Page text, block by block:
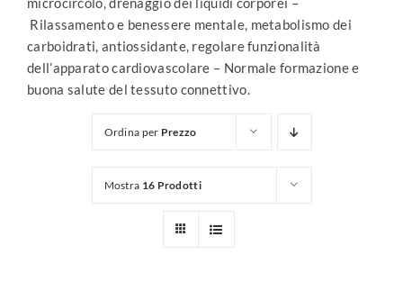
Rilassamento e benessere mentale, metabolismo dei
carboidrati, antiossidante, regolare funzionalità
dell’apparato cardiovascolare – Normale formazione e
buona salute del tessuto connettivo.
Ordina per Prezzo
Mostra 16 Prodotti